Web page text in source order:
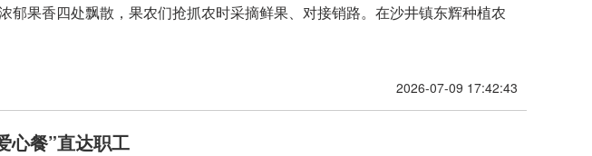
果香四处飘散，果农们抢抓农时采摘鲜果、对接销路。在沙井镇东辉种植农
2026-07-09 17:42:43
心餐”直达职工